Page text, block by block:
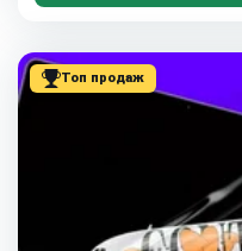
Топ продаж